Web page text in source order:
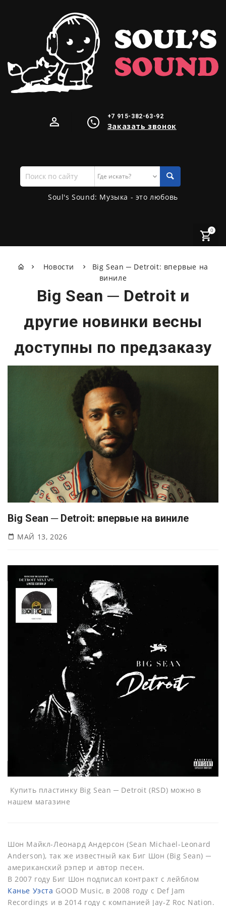
+7 915-382-63-92
Заказать звонок
Поиск
по
сайту
Soul's Sound: Музыка - это любовь
0
Новости
Big Sean ─ Detroit: впервые на
виниле
Big Sean ─ Detroit и
другие новинки весны
доступны по предзаказу
Big Sean ─ Detroit: впервые на виниле
МАЙ 13, 2026
Купить пластинку Big Sean ─ Detroit (RSD) можно в
нашем магазине
Шон Майкл-Леонард Андерсон (Sean Michael-Leonard
Anderson), так же известный как Биг Шон (Big Sean) ─
американский рэпер и автор песен.
В 2007 году Биг Шон подписал контракт с лейблом
Канье Уэста GOOD Music, в 2008 году с Def Jam
Recordings и в 2014 году с компанией Jay-Z Roc Nation.